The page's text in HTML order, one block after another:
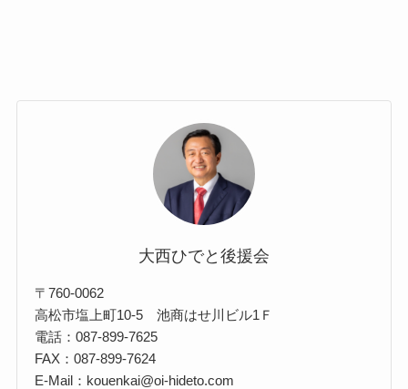
大西ひでと後援会
〒760-0062
高松市塩上町10-5 池商はせ川ビル1Ｆ
電話：087-899-7625
FAX：087-899-7624
E-Mail：kouenkai@oi-hideto.com